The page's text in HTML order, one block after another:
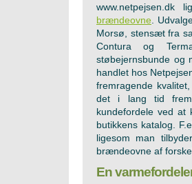
brændeovne .
Morsø, stensæt fra
Contura og
støbejernsbunde og
handlet hos
fremragende
det i lang tid
kundefordele ved
butikkens katalog.
ligesom man
brændeovne af
En